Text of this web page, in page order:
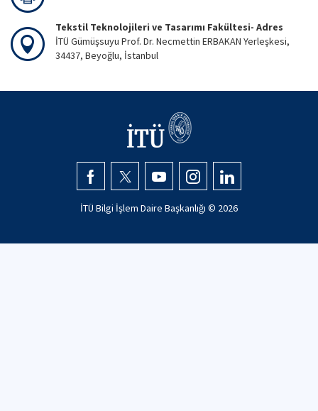
Tekstil Teknolojileri ve Tasarımı Fakültesi- Adres
İTÜ Gümüşsuyu Prof. Dr. Necmettin ERBAKAN Yerleşkesi,
34437, Beyoğlu, İstanbul
İTÜ Bilgi İşlem Daire Başkanlığı © 2026